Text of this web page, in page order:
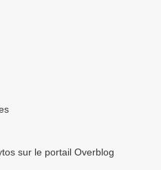
sur le portail Overblog